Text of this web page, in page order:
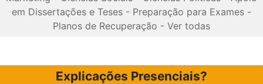
em Dissertações e Teses - Preparação para Exames -
Planos de Recuperação - Ver todas
Explicações Presenciais?